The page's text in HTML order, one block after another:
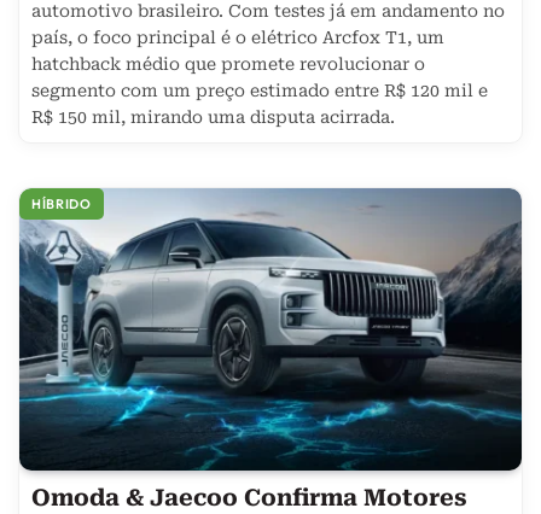
automotivo brasileiro. Com testes já em andamento no
país, o foco principal é o elétrico Arcfox T1, um
hatchback médio que promete revolucionar o
segmento com um preço estimado entre R$ 120 mil e
R$ 150 mil, mirando uma disputa acirrada.
HÍBRIDO
Omoda & Jaecoo Confirma Motores